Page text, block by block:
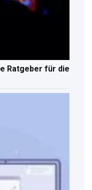
Ratgeber für die